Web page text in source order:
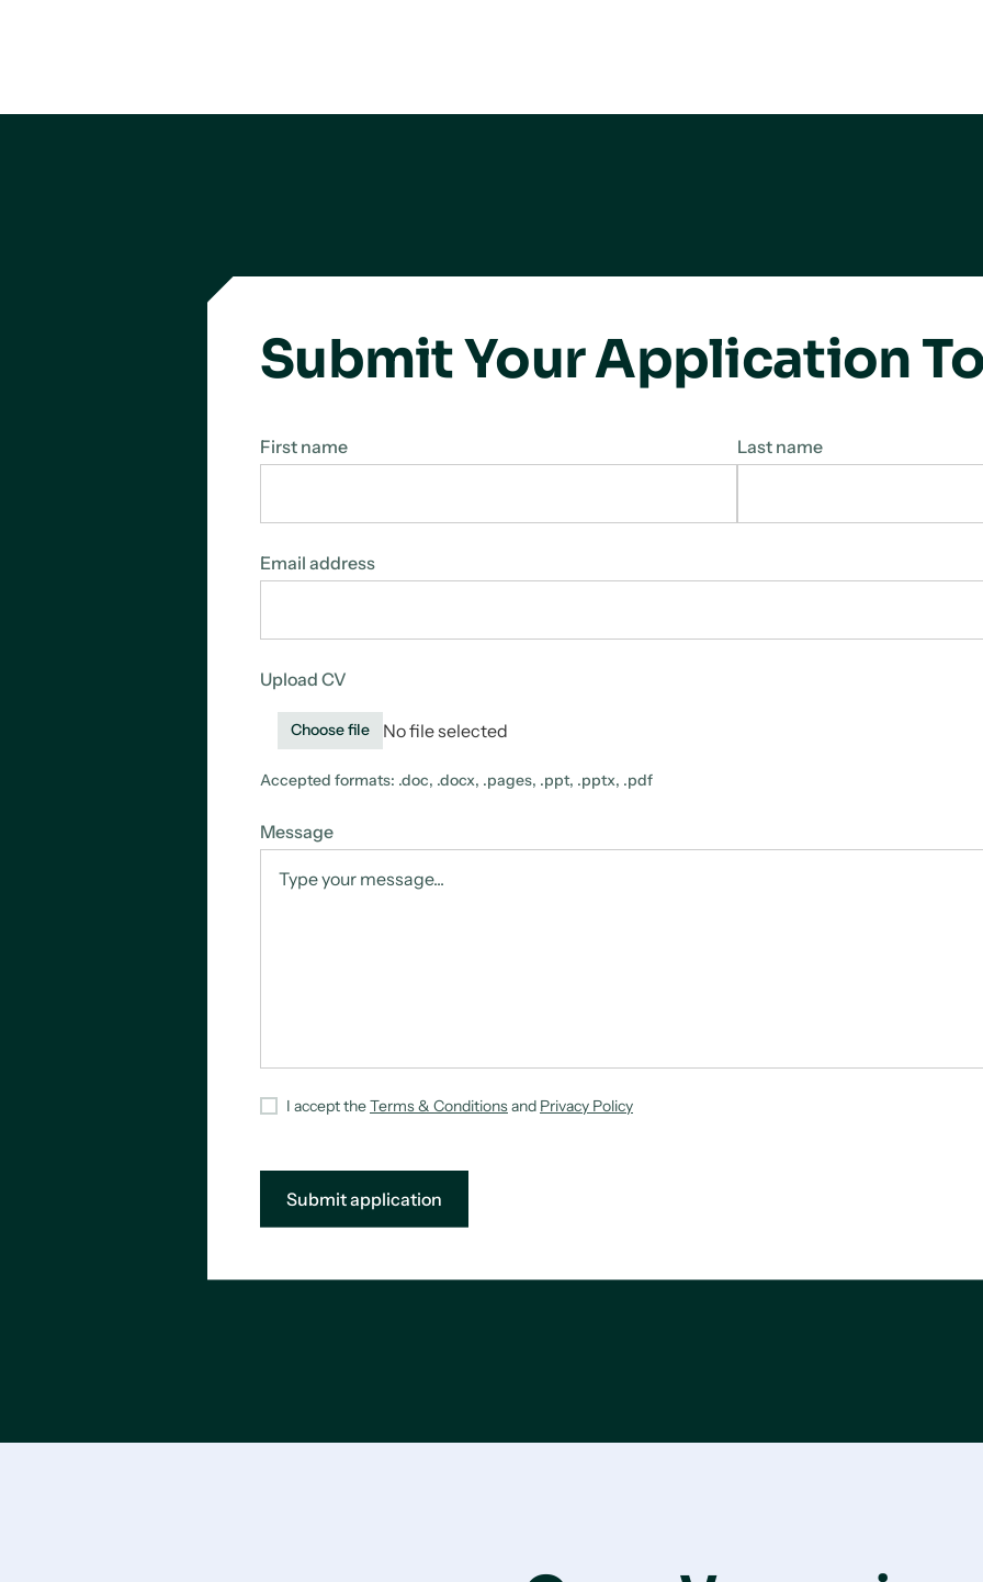
Submit Your Application
First name Last name
Email address
Upload CV
Choose file No file selected
Accepted formats: .doc, .docx, .pages, .ppt, .pptx, .pdf
Message
I accept theTerms & Conditionsand Privacy Policy